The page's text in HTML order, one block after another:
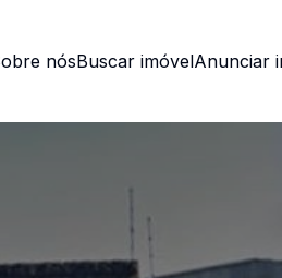
nósBuscar imóvelAnunciar